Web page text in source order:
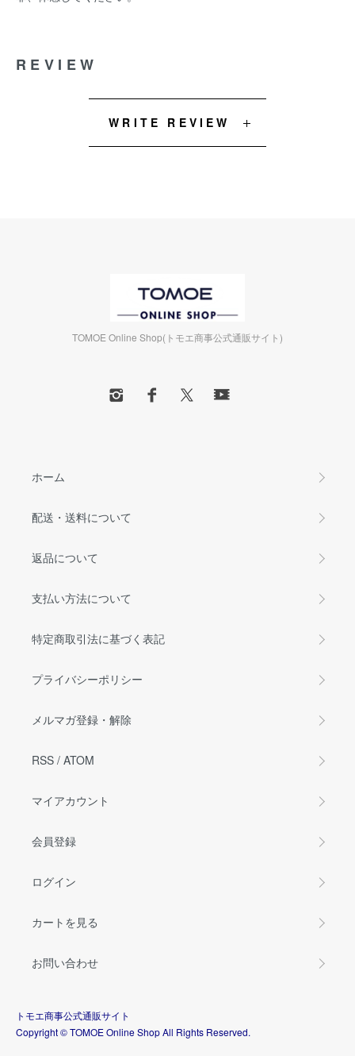
REVIEW
WRITE REVIEW
TOMOE Online Shop(トモエ商事公式通販サイト)
ホーム
配送・送料について
返品について
支払い方法について
特定商取引法に基づく表記
プライバシーポリシー
メルマガ登録・解除
RSS / ATOM
マイアカウント
会員登録
ログイン
カートを見る
お問い合わせ
トモエ商事公式通販サイト
Copyright © TOMOE Online Shop All Rights Reserved.